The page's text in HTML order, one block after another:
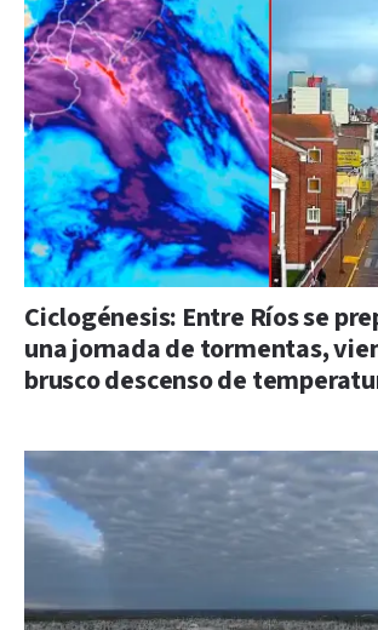
Ciclogénesis: Entre Ríos se
una jornada de tormentas,
brusco descenso de